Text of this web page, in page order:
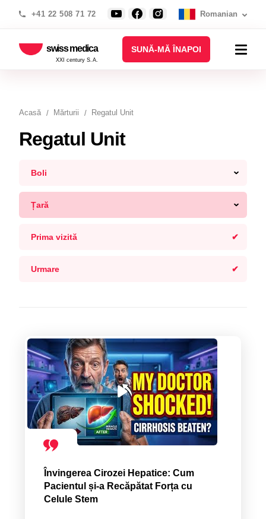
+41 22 508 71 72 Romanian
swiss medica
XXI century S.A.
SUNĂ-MĂ ÎNAPOI
Acasă Mărturii Regatul Unit
Regatul Unit
Boli
Țară
Prima vizită
Urmare
Învingerea Cirozei Hepatice: Cum
Pacientul și-a Recăpătat Forța cu
Celule Stem